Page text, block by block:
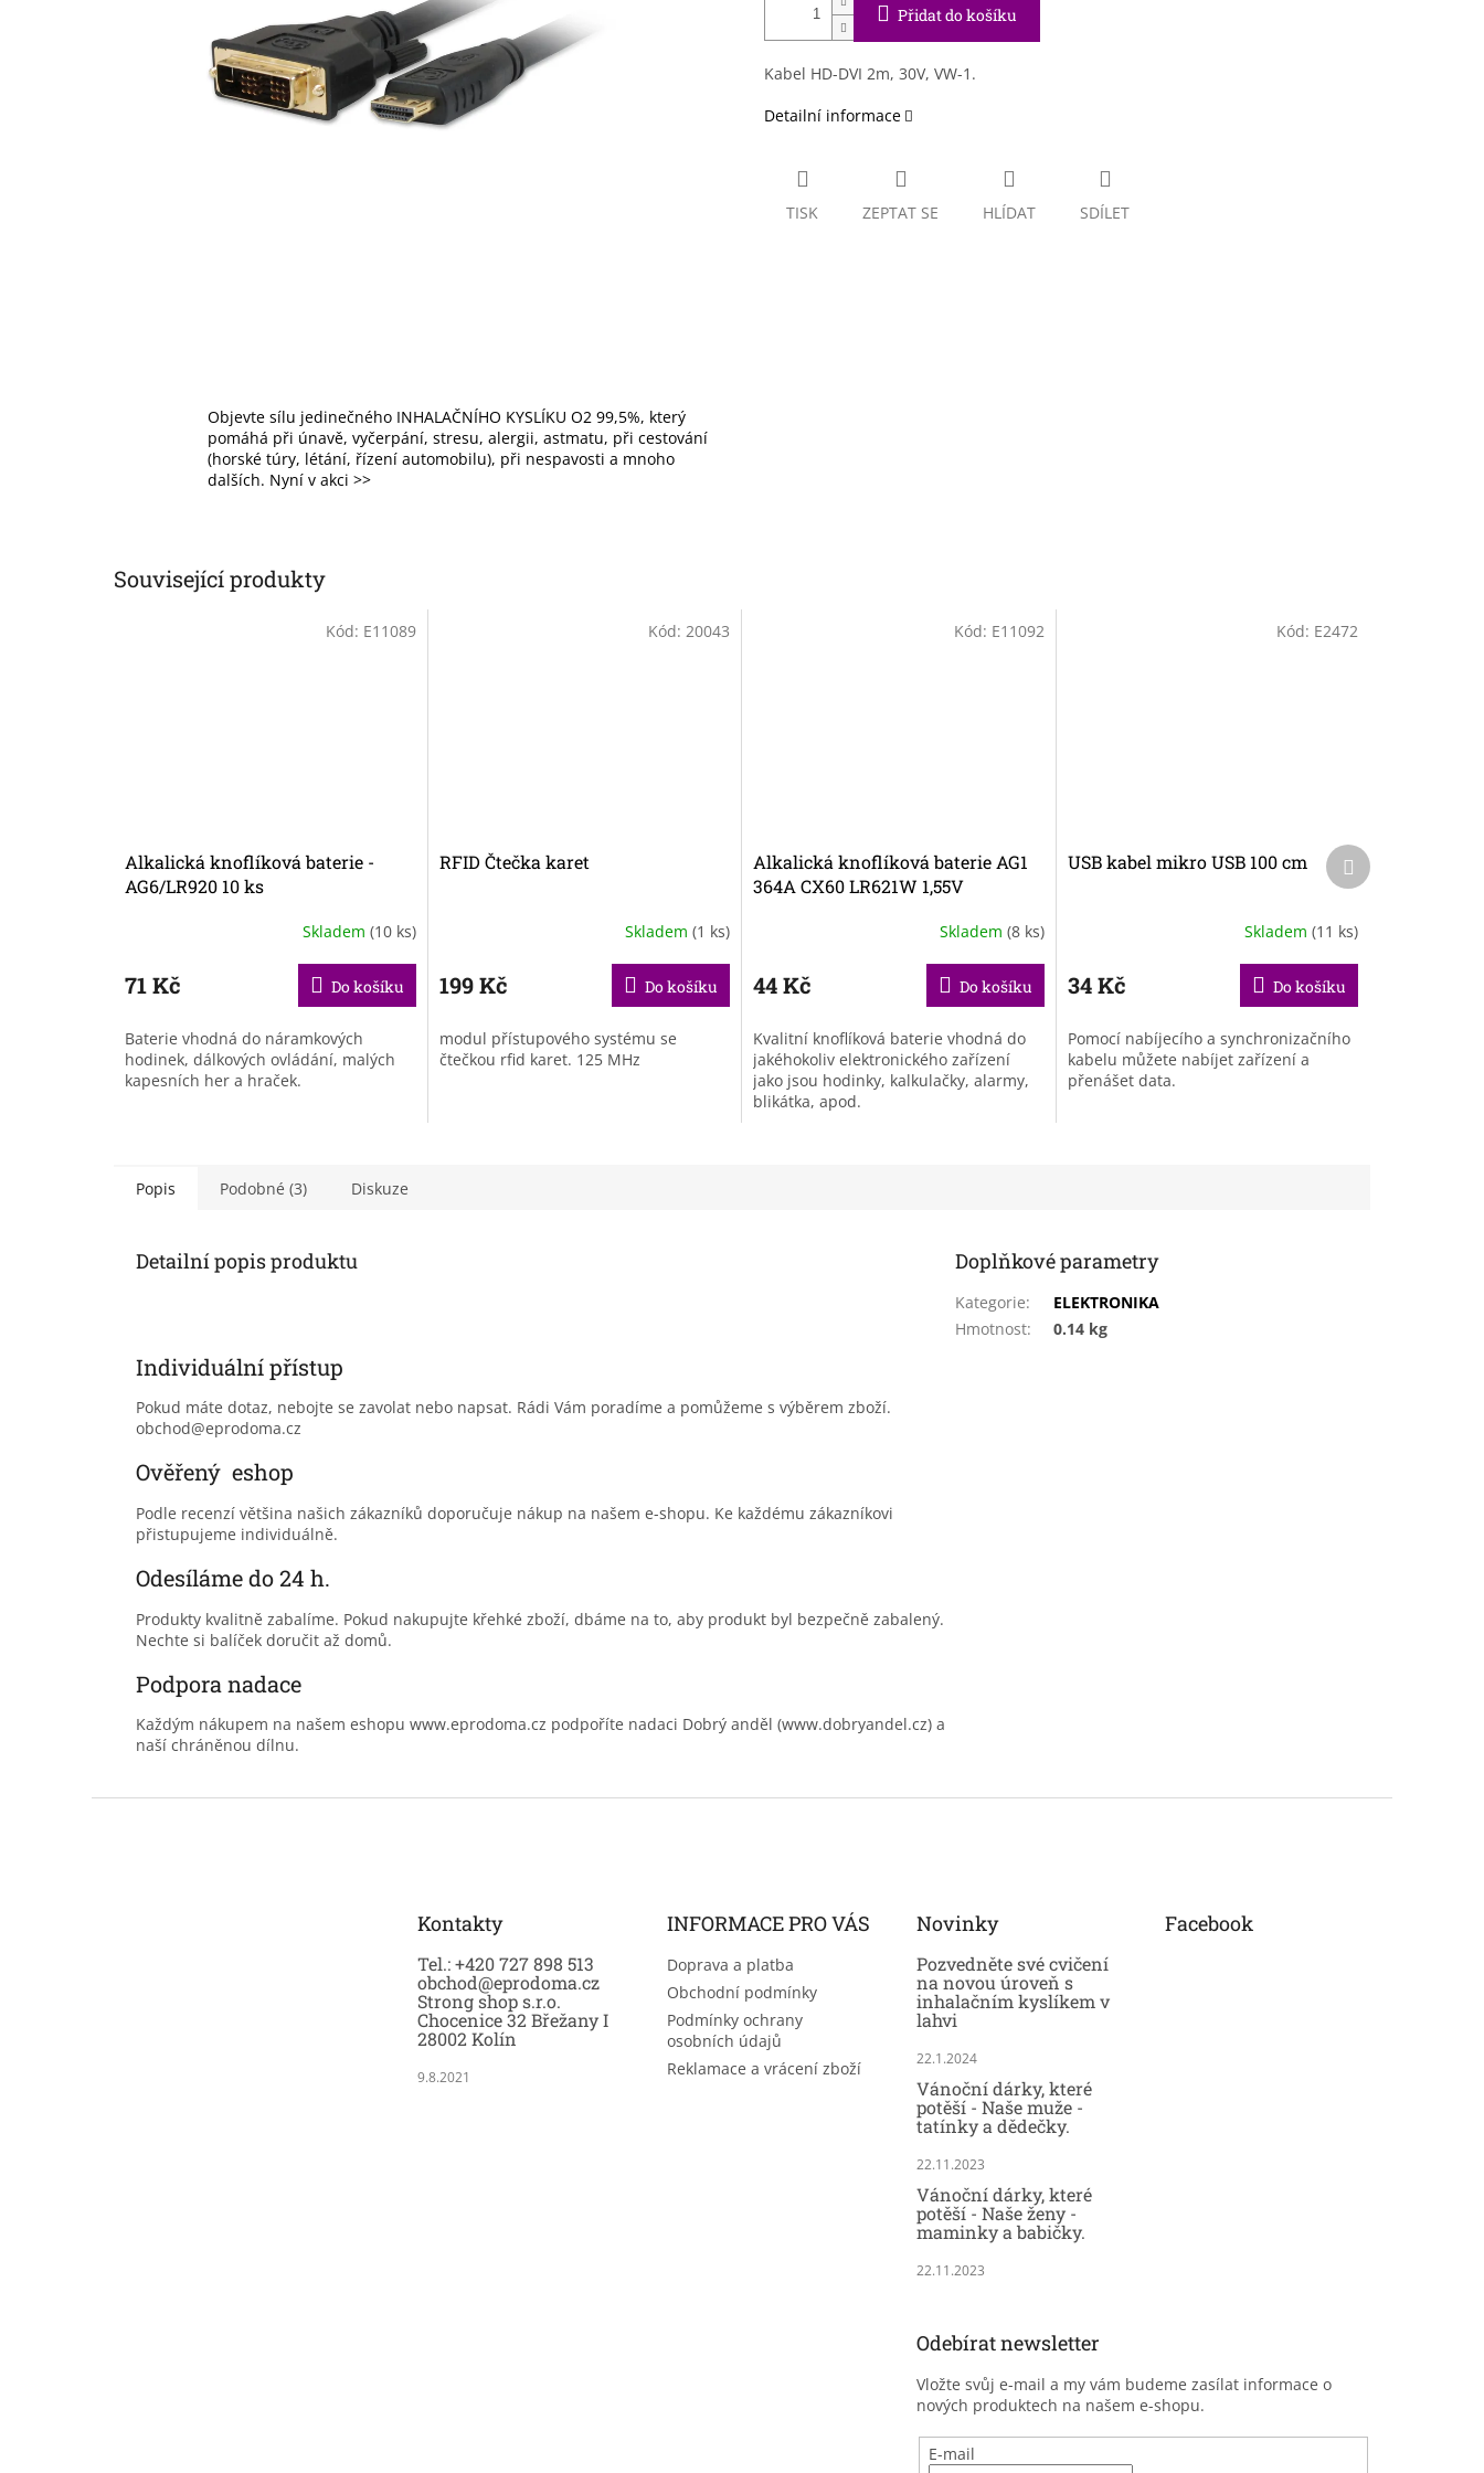
Přidat do košíku
Kabel HD-DVI 2m, 30V, VW-1.
Detailní informace
TISK ZEPTAT SE HLÍDAT SDÍLET
Objevte sílu jedinečného INHALAČNÍHO KYSLÍKU O2 99,5%, který
pomáhá při únavě, vyčerpání, stresu, alergii, astmatu, při cestování
(horské túry, létání, řízení automobilu), při nespavosti a mnoho
dalších. Nyní v akci >>
Související produkty
Alkalická knoflíková baterie -
AG6/LR920 10 ks
Skladem (10 ks)
71 Kč Do košíku
Baterie vhodná do náramkových
hodinek, dálkových ovládání, malých
kapesních her a hraček.
Kód: E11089
RFID Čtečka karet
Skladem (1 ks)
199 Kč Do košíku
modul přístupového systému se
čtečkou rfid karet. 125 MHz
Kód: 20043
Alkalická knoflíková baterie AG1
364A CX60 LR621W 1,55V
Skladem (8 ks)
44 Kč Do košíku
Kvalitní knoflíková baterie vhodná do
jakéhokoliv elektronického zařízení
jako jsou hodinky, kalkulačky, alarmy,
blikátka, apod.
Kód: E11092
USB kabel mikro USB 100 cm
Skladem (11 ks)
34 Kč Do košíku
Pomocí nabíjecího a synchronizačního
kabelu můžete nabíjet zařízení a
přenášet data.
Kód: E2472
Další
produkt
Popis Podobné (3) Diskuze
Detailní popis produktu
Individuální přístup
Pokud máte dotaz, nebojte se zavolat nebo napsat. Rádi Vám poradíme a pomůžeme s výběrem zboží.
obchod@eprodoma.cz
Ověřený eshop
Podle recenzí většina našich zákazníků doporučuje nákup na našem e-shopu. Ke každému zákazníkovi
přistupujeme individuálně.
Odesíláme do 24 h.
Produkty kvalitně zabalíme. Pokud nakupujte křehké zboží, dbáme na to, aby produkt byl bezpečně zabalený.
Nechte si balíček doručit až domů.
Podpora nadace
Každým nákupem na našem eshopu www.eprodoma.cz podpoříte nadaci Dobrý anděl (www.dobryandel.cz) a
naší chráněnou dílnu.
Doplňkové parametry
Kategorie:
ELEKTRONIKA
Hmotnost: 0.14 kg
Kontakty
Tel.: +420 727 898 513
obchod@eprodoma.cz
Strong shop s.r.o.
Chocenice 32 Břežany I
28002 Kolín
9.8.2021
INFORMACE PRO VÁS
Doprava a platba
Obchodní podmínky
Podmínky ochrany
osobních údajů
Reklamace a vrácení zboží
Novinky
Pozvedněte své cvičení
na novou úroveň s
inhalačním kyslíkem v
lahvi
22.1.2024
Vánoční dárky, které
potěší - Naše muže -
tatínky a dědečky.
22.11.2023
Vánoční dárky, které
potěší - Naše ženy -
maminky a babičky.
22.11.2023
Facebook
Odebírat newsletter
Vložte svůj e-mail a my vám budeme zasílat informace o
nových produktech na našem e-shopu.
E-mail